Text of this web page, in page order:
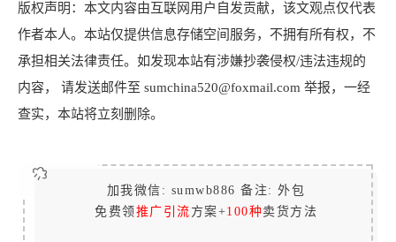
版权声明：本文内容由互联网用户自发贡献，该文观点仅代表
作者本人。本站仅提供信息存储空间服务，不拥有所有权，不
承担相关法律责任。如发现本站有涉嫌抄袭侵权/违法违规的
内容， 请发送邮件至 sumchina520@foxmail.com 举报，一经
查实，本站将立刻删除。
加我微信: sumwb886 备注: 外包
免费领 推广引流 方案+100种卖货方法